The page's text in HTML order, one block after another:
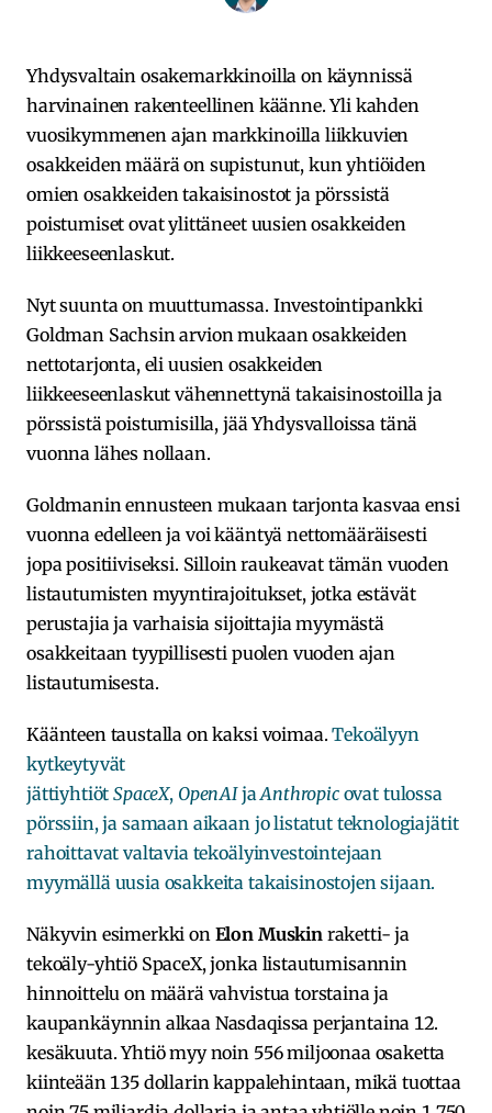
Yhdysvaltain osakemarkkinoilla on käynnissä
harvinainen rakenteellinen käänne. Yli kahden
vuosikymmenen ajan markkinoilla liikkuvien
osakkeiden määrä on supistunut, kun yhtiöiden
omien osakkeiden takaisinostot ja pörssistä
poistumiset ovat ylittäneet uusien osakkeiden
liikkeeseenlaskut.
Nyt suunta on muuttumassa. Investointipankki
Goldman Sachsin arvion mukaan osakkeiden
nettotarjonta, eli uusien osakkeiden
liikkeeseenlaskut vähennettynä takaisinostoilla ja
pörssistä poistumisilla, jää Yhdysvalloissa tänä
vuonna lähes nollaan.
Goldmanin ennusteen mukaan tarjonta kasvaa ensi
vuonna edelleen ja voi kääntyä nettomääräisesti
jopa positiiviseksi. Silloin raukeavat tämän vuoden
listautumisten myyntirajoitukset, jotka estävät
perustajia ja varhaisia sijoittajia myymästä
osakkeitaan tyypillisesti puolen vuoden ajan
listautumisesta.
Käänteen taustalla on kaksi voimaa.Tekoälyyn
kytkeytyvät
jättiyhtiötSpaceX, OpenAIjaAnthropicovat tulossa
pörssiin, ja samaan aikaan jo listatut teknologiajätit
rahoittavat valtavia tekoälyinvestointejaan
myymällä uusia osakkeita takaisinostojen sijaan.
Näkyvin esimerkki on Elon Muskin raketti- ja
tekoäly-yhtiö SpaceX, jonka listautumisannin
hinnoittelu on määrä vahvistua torstaina ja
kaupankäynnin alkaa Nasdaqissa perjantaina 12.
kesäkuuta. Yhtiö myy noin 556 miljoonaa osaketta
kiinteään 135 dollarin kappalehintaan, mikä tuottaa